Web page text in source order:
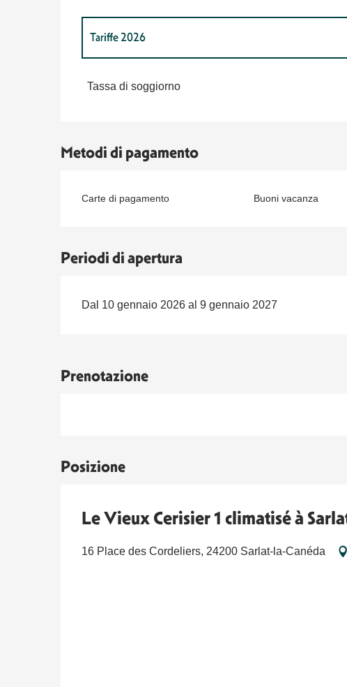
Tariffe 2026
Tariffe 2027
Tassa di soggiorno
Metodi di pagamento
Carte di pagamento Buoni vacanza
Periodi di apertura
Dal 10 gennaio 2026 al 9 gennaio 2027
Prenotazione
Posizione
Le Vieux Cerisier 1 climatisé à
16 Place des Cordeliers, 24200 Sarlat-la-Canéda